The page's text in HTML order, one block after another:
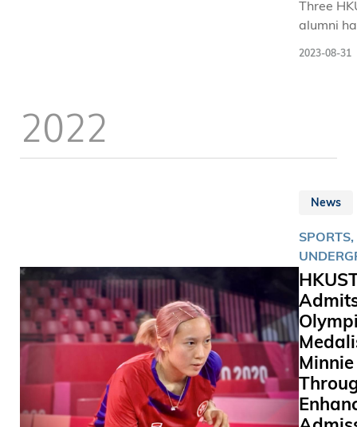
運動員同
為港爭光
過學生運
出戰本屆
學系學
剛於本年
訊系統學
淨淳，則
動攀登項
一向著重
元發展，
生運動員
（SAAS
獎學金、
貼、全面
Three
alumni
testing
2023-08-31
2022
News
SPORTS,
Minnie